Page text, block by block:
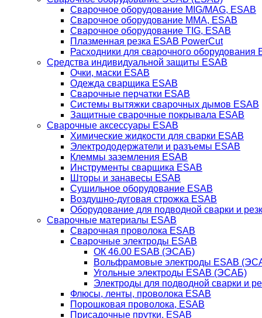
Сварочное оборудование MIG/MAG, ESAB
Сварочное оборудование ММА, ESAB
Сварочное оборудование TIG, ESAB
Плазменная резка ESAB PowerCut
Расходники для сварочного оборудования
Средства индивидуальной защиты ESAB
Очки, маски ESAB
Одежда сварщика ESAB
Сварочные перчатки ESAB
Системы вытяжки сварочных дымов ESAB
Защитные сварочные покрывала ESAB
Сварочные аксессуары ESAB
Химические жидкости для сварки ESAB
Электрододержатели и разъемы ESAB
Клеммы заземления ESAB
Инструменты сварщика ESAB
Шторы и занавесы ESAB
Сушильное оборудование ESAB
Воздушно-дуговая строжка ESAB
Оборудование для подводной сварки и
Сварочные материалы ESAB
Сварочная проволока ESAB
Сварочные электроды ESAB
ОК 46.00 ESAB (ЭСАБ)
Вольфрамовые электроды ESAB
Угольные электроды ESAB (ЭСАБ)
Электроды для подводной сварки и
Флюсы, ленты, проволока ESAB
Порошковая проволока, ESAB
Присадочные прутки, ESAB